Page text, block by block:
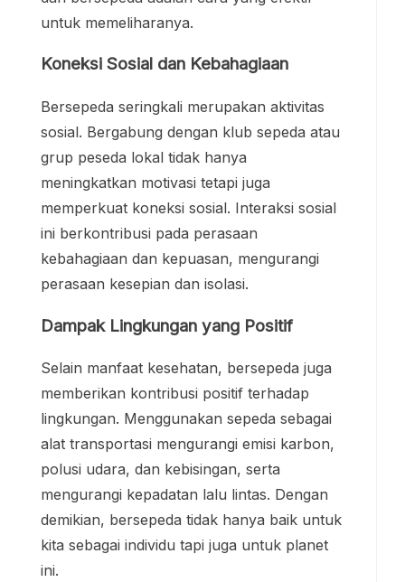
untuk memeliharanya.
Koneksi Sosial dan Kebahagiaan
Bersepeda seringkali merupakan aktivitas
sosial. Bergabung dengan klub sepeda atau
grup peseda lokal tidak hanya
meningkatkan motivasi tetapi juga
memperkuat koneksi sosial. Interaksi sosial
ini berkontribusi pada perasaan
kebahagiaan dan kepuasan, mengurangi
perasaan kesepian dan isolasi.
Dampak Lingkungan yang Positif
Selain manfaat kesehatan, bersepeda juga
memberikan kontribusi positif terhadap
lingkungan. Menggunakan sepeda sebagai
alat transportasi mengurangi emisi karbon,
polusi udara, dan kebisingan, serta
mengurangi kepadatan lalu lintas. Dengan
demikian, bersepeda tidak hanya baik untuk
kita sebagai individu tapi juga untuk planet
ini.